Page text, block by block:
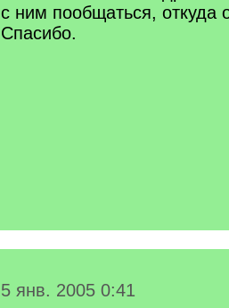
с ним пообщаться, откуда
Спасибо.
5 янв. 2005 0:41